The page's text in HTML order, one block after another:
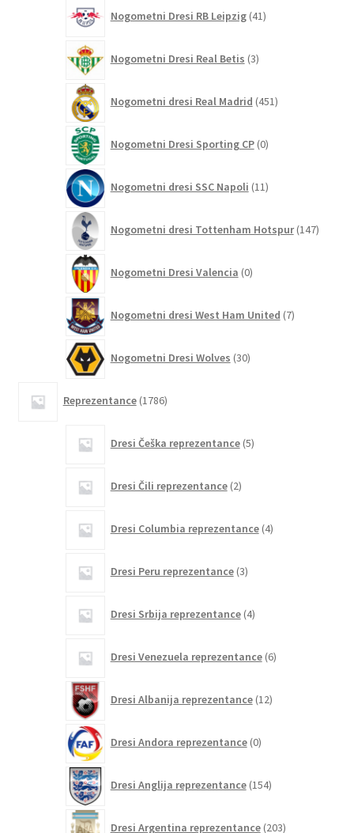
Nogometni Dresi RB Leipzig 41izdelkov
Nogometni Dresi Real Betis 3izdelki
Nogometni dresi Real Madrid 451izdelkov
Nogometni Dresi Sporting CP 0izdelkov
Nogometni dresi SSC Napoli 11izdelkov
Nogometni dresi Tottenham Hotspur 147
Nogometni Dresi Valencia 0izdelkov
Nogometni dresi West Ham United 7izdelkov
Nogometni Dresi Wolves 30izdelkov
Reprezentance 1786izdelkov
Dresi Češka reprezentance 5izdelkov
Dresi Čili reprezentance 2izdelka
Dresi Columbia reprezentance 4izdelki
Dresi Peru reprezentance 3izdelki
Dresi Srbija reprezentance 4izdelki
Dresi Venezuela reprezentance 6izdelkov
Dresi Albanija reprezentance 12izdelkov
Dresi Andora reprezentance 0izdelkov
Dresi Anglija reprezentance 154izdelkov
Dresi Argentina reprezentance 203